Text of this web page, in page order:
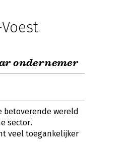
ondernemer
betoverende wereld
sector.
veel toegankelijker